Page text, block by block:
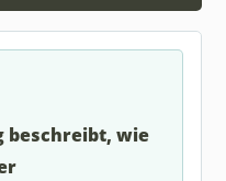
wie